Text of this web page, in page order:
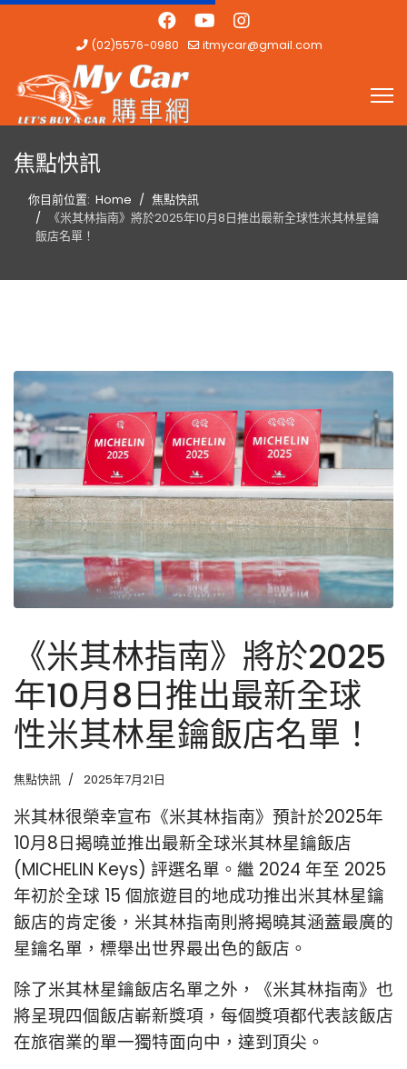
(02)5576-0980 itmycar@gmail.com
焦點快訊
你目前位置: Home
焦點快訊
《米其林指南》將於2025年10月8日推出最新全球性米其林星鑰
飯店名單！
《米其林指南》將於2025
年10月8日推出最新全球
性米其林星鑰飯店名單！
焦點快訊 2025年7月21日
米其林很榮幸宣布《米其林指南》預計於2025年
10月8日揭曉並推出最新全球米其林星鑰飯店
(MICHELIN Keys) 評選名單。 繼 2024 年至 2025
年初於全球 15 個旅遊目的地成功推出米其林星鑰
飯店的肯定後，米其林指南則將揭曉其涵蓋最廣的
星鑰名單，標舉出世界最出色的飯店。
除了米其林星鑰飯店名單之外，《米其林指南》也
將呈現四個飯店嶄新獎項，每個獎項都代表該飯店
在旅宿業的單一獨特面向中，達到頂尖。